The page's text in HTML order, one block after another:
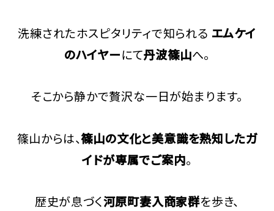
洗練されたホスピタリティで知られる エムケイ
のハイヤーにて丹波篠山へ。
そこから静かで贅沢な一日が始まります。
篠山からは、篠山の文化と美意識を熟知したガ
イドが専属でご案内。
歴史が息づく河原町妻入商家群を歩き、